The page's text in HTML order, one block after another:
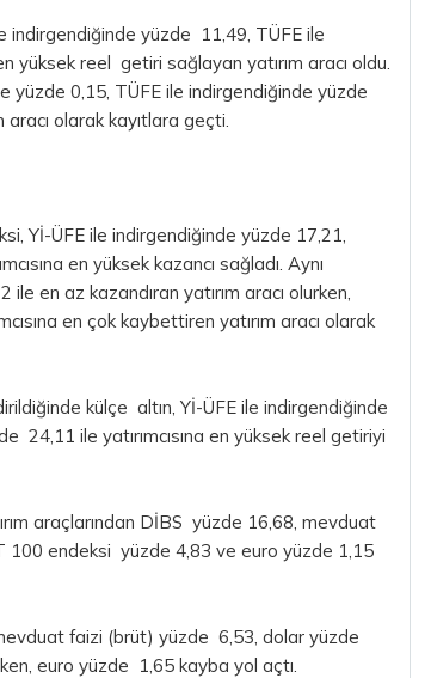
indirgendiğinde yüzde 11,49, TÜFE ile
yüksek reel getiri sağlayan yatırım aracı oldu.
0,15, TÜFE ile indirgendiğinde yüzde
aracı olarak kayıtlara geçti.
Yİ-ÜFE ile indirgendiğinde yüzde 17,21,
en yüksek kazancı sağladı. Aynı
en az kazandıran yatırım aracı olurken,
en çok kaybettiren yatırım aracı olarak
külçe altın, Yİ-ÜFE ile indirgendiğinde
24,11 ile yatırımcısına en yüksek reel getiriyi
araçlarından DİBS yüzde 16,68, mevduat
100 endeksi yüzde 4,83 ve euro yüzde 1,15
faizi (brüt) yüzde 6,53, dolar yüzde
euro yüzde 1,65 kayba yol açtı.